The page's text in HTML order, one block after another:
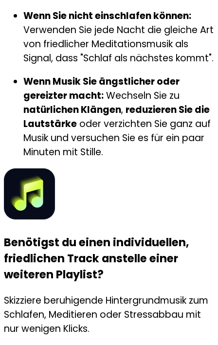
Wenn Sie nicht einschlafen können:
Verwenden Sie jede Nacht die gleiche Art
von friedlicher Meditationsmusik als
Signal, dass "Schlaf als nächstes kommt".
Wenn Musik Sie ängstlicher oder
gereizter macht:Wechseln Sie zu
natürlichen Klängen, reduzieren Sie die
Lautstärke oder verzichten Sie ganz auf
Musik und versuchen Sie es für ein paar
Minuten mit Stille.
Benötigst du einen individuellen,
friedlichen Track anstelle einer
weiteren Playlist?
Skizziere beruhigende Hintergrundmusik zum
Schlafen, Meditieren oder Stressabbau mit
nur wenigen Klicks.